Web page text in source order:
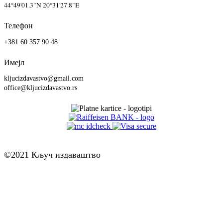
44°49'01.3"N 20°31'27.8"E
Телефон
+381 60 357 90 48
Имејл
kljucizdavastvo@gmail.com
office@kljucizdavastvo.rs
©2021 Кључ издаваштво